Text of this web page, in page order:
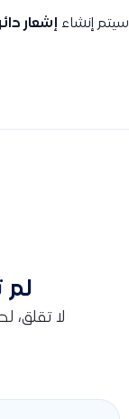
سيتم إنشاء إشعار
لم
لا تقلق،